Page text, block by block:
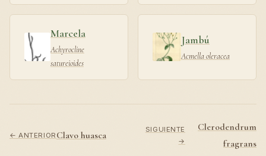
Marcela
Achyrocline
satureioides
Jambú
Acmella oleracea
← ANTERIOR Clavo huasca
SIGUIENTE
→
Clerodendrum
fragrans